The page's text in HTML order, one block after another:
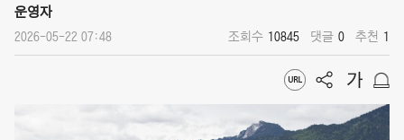
운영자
2026-05-22 07:48 조회수 10845 댓글 0 추천 1